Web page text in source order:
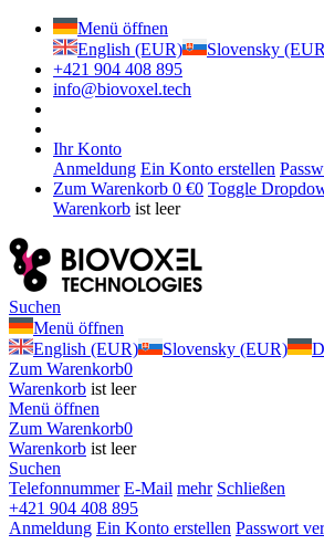
Menü öffnen
English (EUR)
Slovensky
+421 904 408 895
info@biovoxel.tech
Ihr Konto
Anmeldung Ein Konto erstellen
Zum Warenkorb 0 €0 Toggle
Warenkorb ist leer
Suchen
Menü öffnen
English (EUR)
Slovensky (EUR)
Zum Warenkorb0
Warenkorb ist leer
Menü öffnen
Zum Warenkorb0
Warenkorb ist leer
Suchen
Telefonnummer E-Mail mehr Schließen
+421 904 408 895
Anmeldung Ein Konto erstellen Passwort